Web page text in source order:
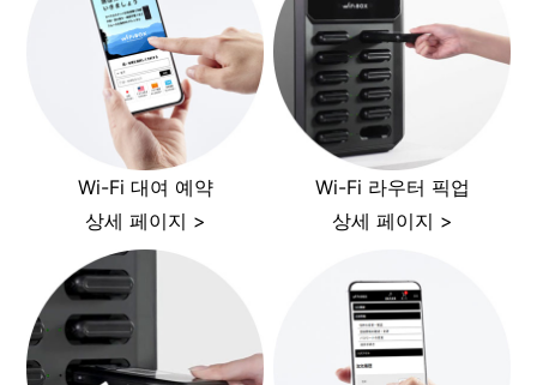
Wi-Fi 대여 예약
상세 페이지 >
Wi-Fi 라우터 픽업
상세 페이지 >